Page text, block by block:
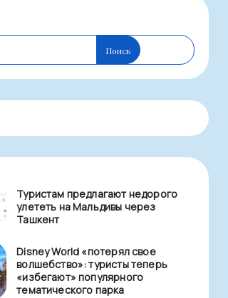
Поиск
Туристам предлагают недорого
улететь на Мальдивы через
Ташкент
Disney World «потерял свое
волшебство»: туристы теперь
«избегают» популярного
тематического парка